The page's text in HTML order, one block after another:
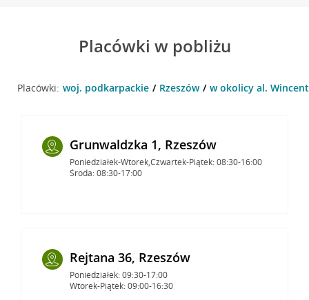
Placówki w pobliżu
Placówki: woj. podkarpackie Rzeszów w okolicy al.
Grunwaldzka 1, Rzeszów
Poniedziałek-Wtorek,Czwartek-Piątek: 08:30-16:00
Środa: 08:30-17:00
Rejtana 36, Rzeszów
Poniedziałek: 09:30-17:00
Wtorek-Piątek: 09:00-16:30